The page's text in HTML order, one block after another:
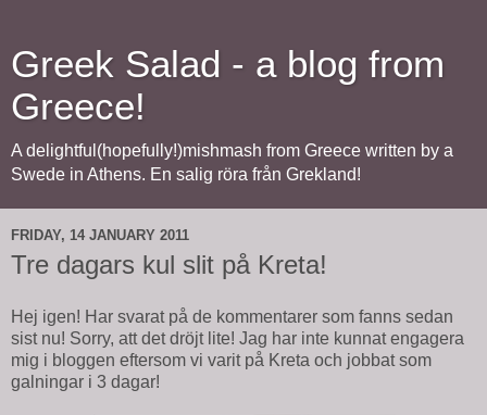
Greek Salad - a blog from
Greece!
A delightful(hopefully!)mishmash from Greece written by a
Swede in Athens. En salig röra från Grekland!
FRIDAY, 14 JANUARY 2011
Tre dagars kul slit på Kreta!
Hej igen! Har svarat på de kommentarer som fanns sedan
sist nu! Sorry, att det dröjt lite! Jag har inte kunnat engagera
mig i bloggen eftersom vi varit på Kreta och jobbat som
galningar i 3 dagar!